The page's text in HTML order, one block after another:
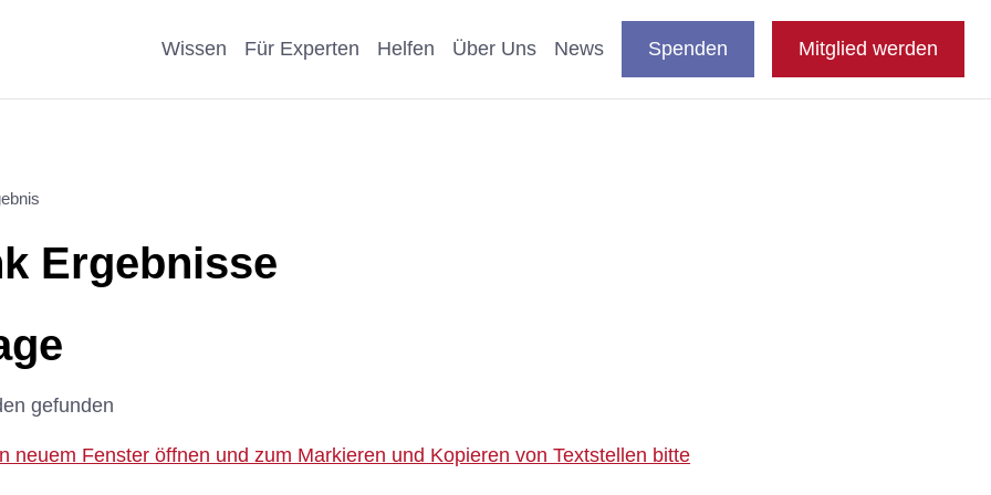
auswählen
DE
Wissen
Wissenschaftliche Argumente
Für Experten Helfen
Als Förderer/Förderin
spenden
Über Uns News Spenden Mitglied werden
Ergebnisse
gefunden
neuem Fenster öffnen und zum Markieren und Kopieren von Textstellen bitte